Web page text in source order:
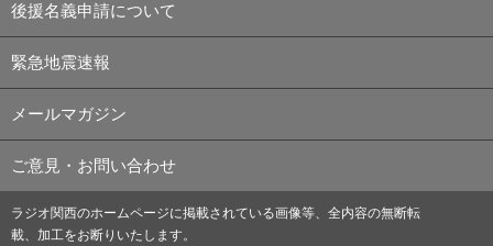
後援名義申請について
緊急地震速報
メールマガジン
ご意見・お問い合わせ
ラジオ関西のホームページに掲載されている画像等、全内容の無断転
載、加工をお断りいたします。